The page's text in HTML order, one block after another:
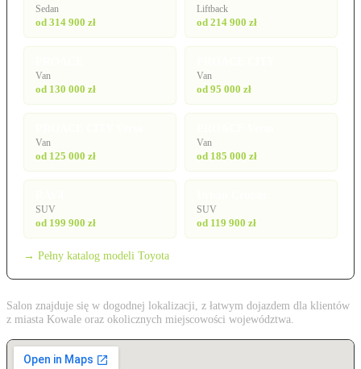
Sedan
od 314 900 zł
Liftback
od 214 900 zł
Van
od 130 000 zł
Van
od 95 000 zł
Van
od 125 000 zł
Van
od 185 000 zł
SUV
od 199 900 zł
SUV
od 119 900 zł
→ Pełny katalog modeli Toyota
Salon znajduje się w dogodnej lokalizacji, z łatwym dojazdem dla klientów
z miasta Kowale oraz okolicznych miejscowości województwa.